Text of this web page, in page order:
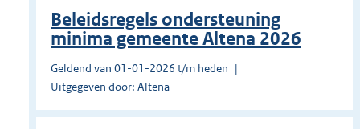
Beleidsregels ondersteuning
minima gemeente Altena 2026
Geldend van 01-01-2026 t/m heden
Uitgegeven door: Altena